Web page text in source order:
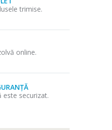
trimise.
online.
este securizat.